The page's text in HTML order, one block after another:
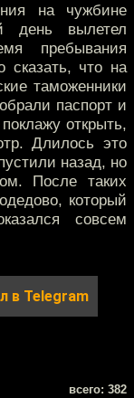
на чужбине
день вылетел
пребывания
сказать, что на
таможенники
паспорт и
открыть,
Длилось это
назад, но
После таких
который
совсем
в Telegram
всего: 382